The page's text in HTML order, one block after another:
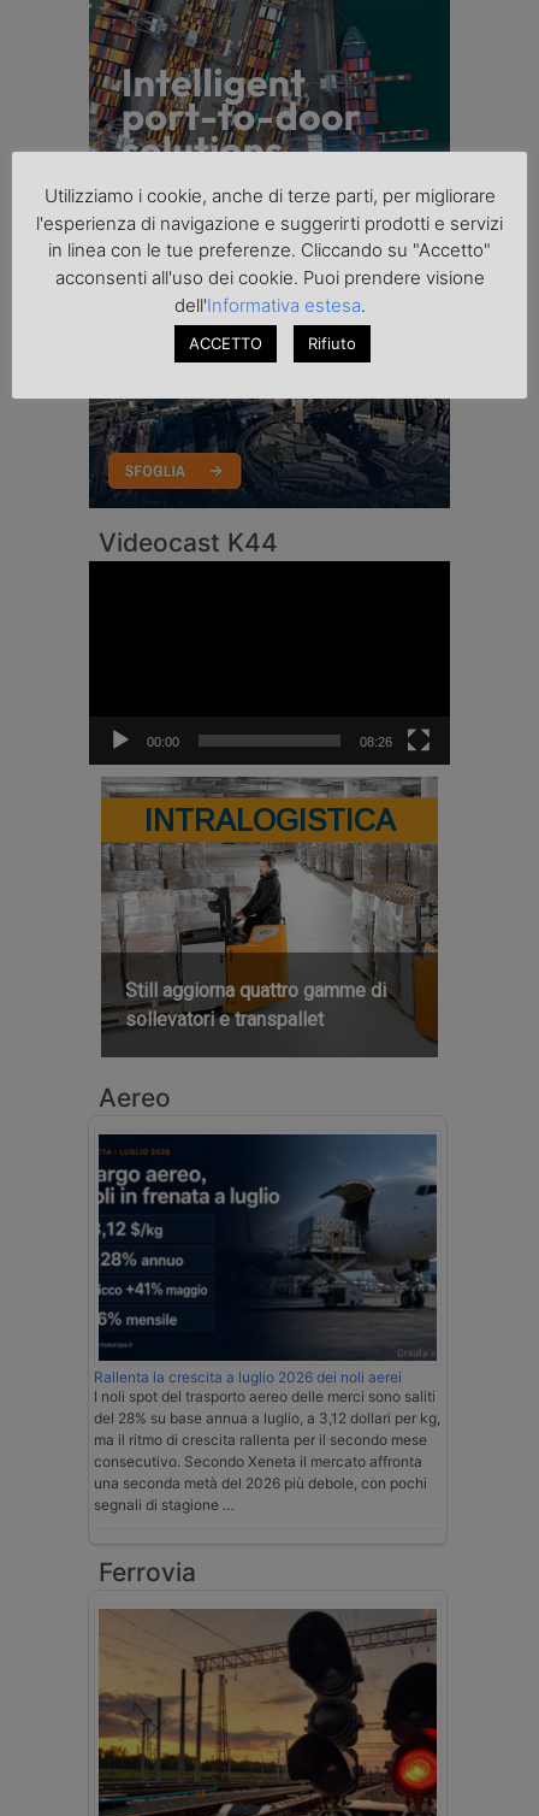
Videocast K44
00:00 08:26
INTRALOGISTICA
Still aggiorna quattro gamme di
sollevatori e transpallet
Aereo
Rallenta la crescita a luglio 2026 dei noli aerei
I noli spot del trasporto aereo delle merci sono saliti
del 28% su base annua a luglio, a 3,12 dollari per kg,
ma il ritmo di crescita rallenta per il secondo mese
consecutivo. Secondo Xeneta il mercato affronta
una seconda metà del 2026 più debole, con pochi
segnali di stagione …
Ferrovia
Utilizziamo i cookie, anche di terze parti, per migliorare
l'esperienza di navigazione e suggerirti prodotti e servizi
in linea con le tue preferenze. Cliccando su "Accetto"
acconsenti all'uso dei cookie. Puoi prendere visione
dell'Informativa estesa.
ACCETTO Rifiuto